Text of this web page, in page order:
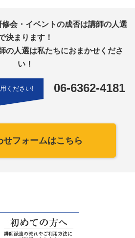
会・イベントの成否は講師の人選
決まります！
の人選は私たちにおまかせくださ
い！
ください! 06-6362-4181
せフォームはこちら